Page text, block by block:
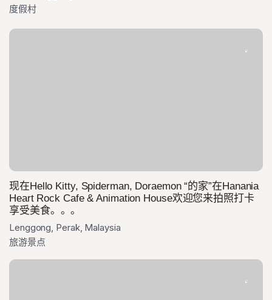
度假村
现在Hello Kitty, Spiderman, Doraemon “的家”在Hanania
Heart Rock Cafe & Animation House欢迎您来拍照打卡
享受美食。。。
Lenggong, Perak, Malaysia
旅游景点